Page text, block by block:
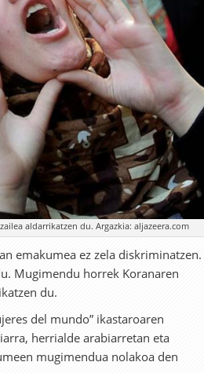
aldarrikatzen du. Argazkia: aljazeera.com
emakumea ez zela diskriminatzen.
Mugimendu horrek Koranaren
du.
del mundo” ikastaroaren
herrialde arabiarretan eta
mugimendua nolakoa den